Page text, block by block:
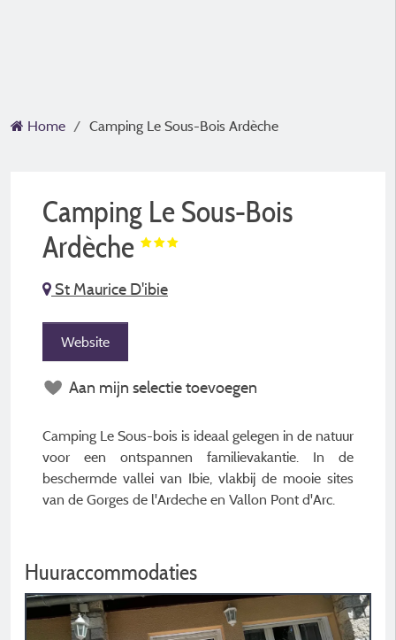
Home Camping Le Sous-Bois Ardèche
Camping Le Sous-Bois
Ardèche
St Maurice D'ibie
Website
Aan mijn selectie toevoegen
Camping Le Sous-bois is ideaal gelegen in de natuur
voor een ontspannen familievakantie. In de
beschermde vallei van Ibie, vlakbij de mooie sites
van de Gorges de l'Ardeche en Vallon Pont d'Arc.
Huuraccommodaties